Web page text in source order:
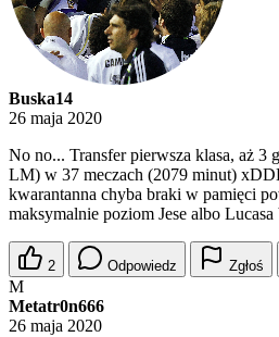
Buska14
26 maja 2020
No no... Transfer pierwsza klasa, aż 3
LM) w 37 meczach (2079 minut)
kwarantanna chyba braki w pamięci
maksymalnie poziom Jese albo
2 Odpowiedz Zgłoś
M
Metatr0n666
26 maja 2020